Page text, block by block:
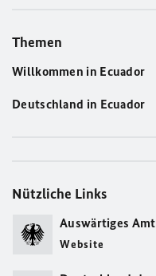
Themen
Willkommen in Ecuador
Deutschland in Ecuador
Nützliche Links
Auswärtiges Amt
Website